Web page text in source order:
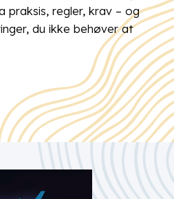
praksis, regler, krav – og
du ikke behøver at